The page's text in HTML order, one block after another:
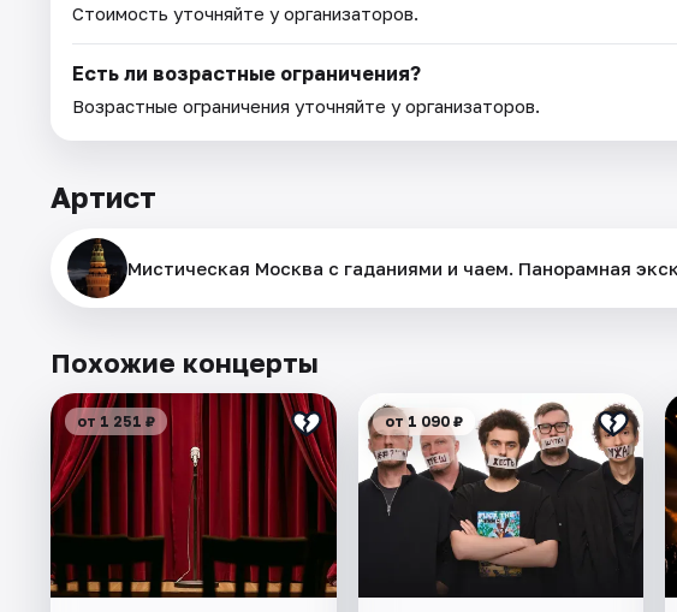
Стоимость уточняйте у организаторов.
Есть ли возрастные ограничения?
Возрастные ограничения уточняйте у организаторов.
Артист
Мистическая Москва с гаданиями и чаем. Панорамная
Похожие концерты
от 1 251 ₽ от 1 090 ₽